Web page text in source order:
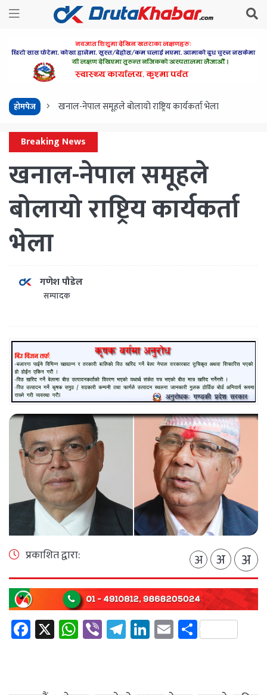
होमपेज खनाल-नेपाल समूहले बोलायो राष्ट्रिय कार्यकर्ता भेला
Breaking News
खनाल-नेपाल समूहले
बोलायो राष्ट्रिय कार्यकर्ता
भेला
गणेश पौडेल
सम्पादक
प्रकाशित द्वारा: अ अ अ
Facebook
X WhatsApp
ViberTelegram
LinkedIn
EmailShare